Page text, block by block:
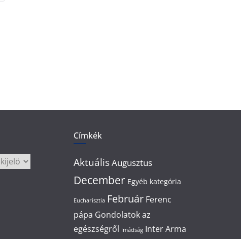
Címkék
AktuálisAugusztus
December Egyéb kategória
Eucharisztia Február Ferenc
pápa Gondolatok az
egészségről Imádság Inter Arma